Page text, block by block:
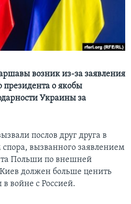
возник из-за заявления
президента о якобы
Украины за
послов друг друга в
спора, вызванного заявлением
Польши по внешней
должен больше ценить
войне с Россией.